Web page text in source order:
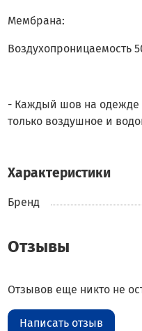
Мембрана:
Воздухопроницаемость
- Каждый шов на одежде
только воздушное и
Характеристики
Бренд
Отзывы
Отзывов еще никто не
Написать отзыв